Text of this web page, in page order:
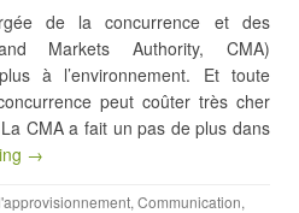
de la concurrence et des
Markets Authority, CMA)
à l’environnement. Et toute
peut coûter très cher
CMA a fait un pas de plus dans
→
, Communication,